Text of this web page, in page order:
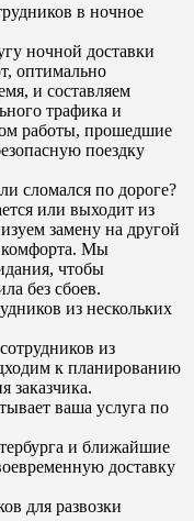
в ночное
ночной доставки
оптимально
и составляем
трафика и
работы, прошедшие
поездку
сломался по дороге?
или выходит из
замену на другой
комфорта. Мы
чтобы
без сбоев.
из нескольких
из
к планированию
заказчика.
ваша услуга по
и ближайшие
доставку
для развозки